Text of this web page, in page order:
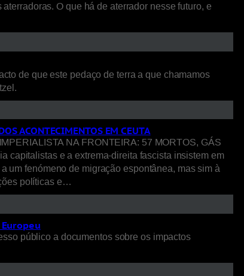
O que há de aterrador nesse futuro, e
de que este pedaço de terra a que chamamos
ACONTECIMENTOS EM CEUTA
NA FRONTEIRA: 57 MORTOS, GÁS
capitalistas e a extrema-direita fascista insistem em
um fenómeno de migração espontânea, mas sim à
políticas e…
público a documentos sobre os impactos